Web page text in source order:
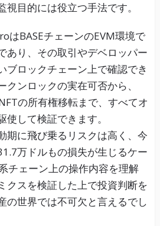
視目的には役立つ手法です。
はBASEチェーンのEVM環境で
あり、その取引やデベロッパー
ブロックチェーン上で確認でき
クンロックの実在可否から、
の所有権移転まで、すべてオ
して検証できます。
期に飛び乗るリスクは高く、今
万ドルもの損失が生じるケー
チェーン上の操作内容を理解
クスを検証した上で投資判断を
の世界では不可欠と言えるでし